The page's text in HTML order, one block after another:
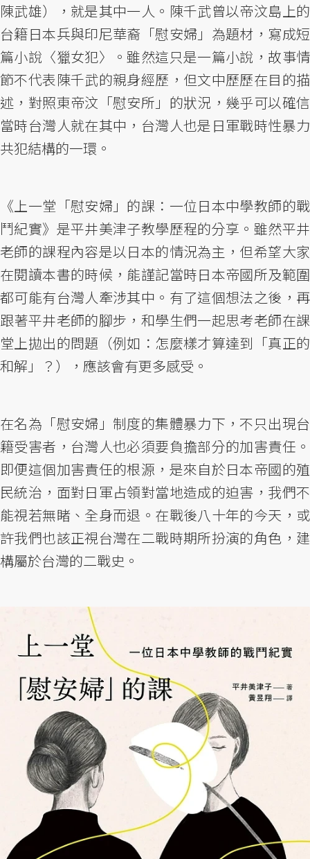
陳武雄），就是其中一人。陳千武曾以帝汶島上的
台籍日本兵與印尼華裔「慰安婦」為題材，寫成短
篇小說〈獵女犯〉。雖然這只是一篇小說，故事情
節不代表陳千武的親身經歷，但文中歷歷在目的描
述，對照東帝汶「慰安所」的狀況，幾乎可以確信
當時台灣人就在其中，台灣人也是日軍戰時性暴力
共犯結構的一環。
《上一堂「慰安婦」的課：一位日本中學教師的戰
鬥紀實》是平井美津子教學歷程的分享。雖然平井
老師的課程內容是以日本的情況為主，但希望大家
在閱讀本書的時候，能謹記當時日本帝國所及範圍
都可能有台灣人牽涉其中。有了這個想法之後，再
跟著平井老師的腳步，和學生們一起思考老師在課
堂上拋出的問題（例如：怎麼樣才算達到「真正的
和解」？），應該會有更多感受。
在名為「慰安婦」制度的集體暴力下，不只出現台
籍受害者，台灣人也必須要負擔部分的加害責任。
即便這個加害責任的根源，是來自於日本帝國的殖
民統治，面對日軍占領對當地造成的迫害，我們不
能視若無睹、全身而退。在戰後八十年的今天，或
許我們也該正視台灣在二戰時期所扮演的角色，建
構屬於台灣的二戰史。